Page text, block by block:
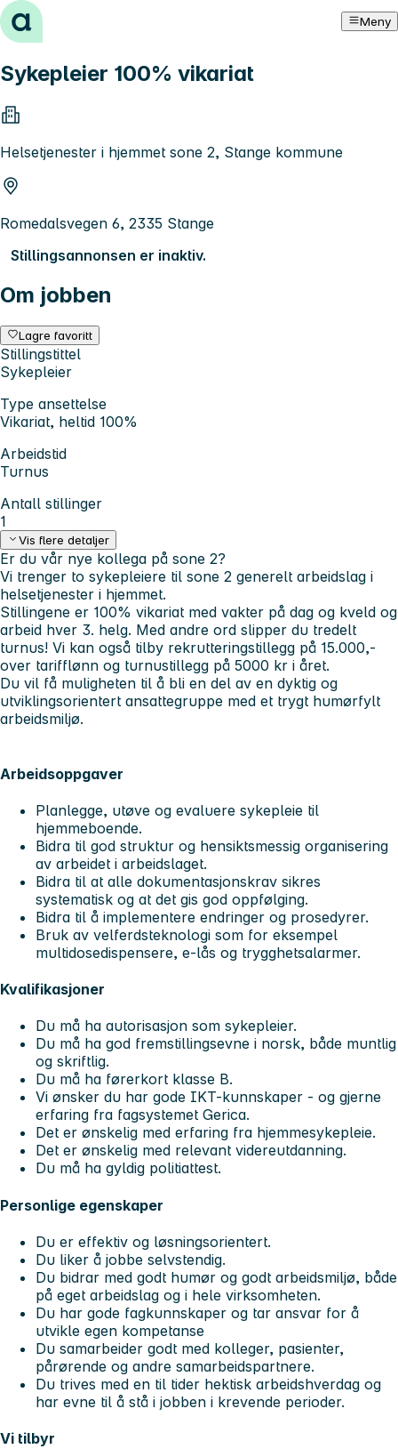
Hopp til innhold Meny
Sykepleier 100% vikariat
Helsetjenester i hjemmet sone 2, Stange kommune
Romedalsvegen 6, 2335 Stange
Stillingsannonsen er inaktiv.
Om jobben
Lagre favoritt
Stillingstittel
Sykepleier
Type ansettelse
Vikariat, heltid 100%
Arbeidstid
Turnus
Antall stillinger
1
Vis flere detaljer
Er du vår nye kollega på sone 2?
Vi trenger to sykepleiere til sone 2 generelt arbeidslag i
helsetjenester i hjemmet.
Stillingene er 100% vikariat med vakter på dag og kveld og
arbeid hver 3. helg. Med andre ord slipper du tredelt
turnus! Vi kan også tilby rekrutteringstillegg på 15.000,-
over tarifflønn og turnustillegg på 5000 kr i året.
Du vil få muligheten til å bli en del av en dyktig og
utviklingsorientert ansattegruppe med et trygt humørfylt
arbeidsmiljø.
Arbeidsoppgaver
Planlegge, utøve og evaluere sykepleie til
hjemmeboende.
Bidra til god struktur og hensiktsmessig organisering
av arbeidet i arbeidslaget.
Bidra til at alle dokumentasjonskrav sikres
systematisk og at det gis god oppfølging.
Bidra til å implementere endringer og prosedyrer.
Bruk av velferdsteknologi som for eksempel
multidosedispensere, e-lås og trygghetsalarmer.
Kvalifikasjoner
Du må ha autorisasjon som sykepleier.
Du må ha god fremstillingsevne i norsk, både muntlig
og skriftlig.
Du må ha førerkort klasse B.
Vi ønsker du har gode IKT-kunnskaper - og gjerne
erfaring fra fagsystemet Gerica.
Det er ønskelig med erfaring fra hjemmesykepleie.
Det er ønskelig med relevant videreutdanning.
Du må ha gyldig politiattest.
Personlige egenskaper
Du er effektiv og løsningsorientert.
Du liker å jobbe selvstendig.
Du bidrar med godt humør og godt arbeidsmiljø, både
på eget arbeidslag og i hele virksomheten.
Du har gode fagkunnskaper og tar ansvar for å
utvikle egen kompetanse
Du samarbeider godt med kolleger, pasienter,
pårørende og andre samarbeidspartnere.
Du trives med en til tider hektisk arbeidshverdag og
har evne til å stå i jobben i krevende perioder.
Vi tilbyr